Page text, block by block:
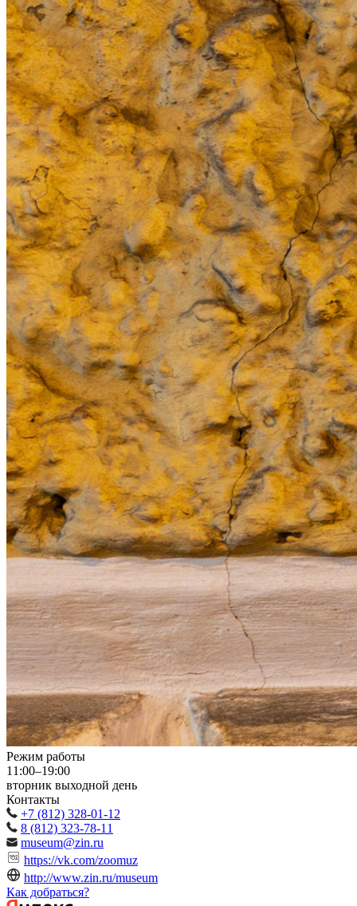
Режим работы
11:00–19:00
вторник выходной день
Контакты
+7 (812) 328-01-12
8 (812) 323-78-11
museum@zin.ru
https://vk.com/zoomuz
http://www.zin.ru/museum
Как добраться?